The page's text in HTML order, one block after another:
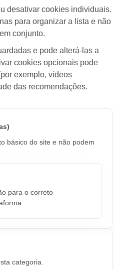
desativar cookies individuais.
para organizar a lista e não
conjunto.
e pode alterá-las a
cookies opcionais pode
exemplo, vídeos
das recomendações.
básico do site e não podem
para o correto
categoria.